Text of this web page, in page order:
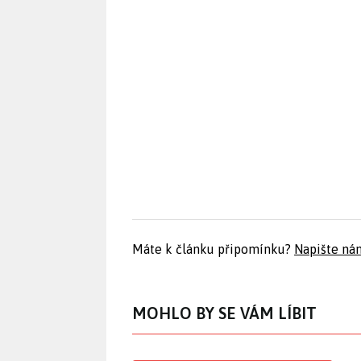
Máte k článku připomínku? Napište
MOHLO BY SE VÁM LÍBIT